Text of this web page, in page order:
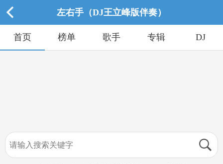
左右手（DJ王立峰版伴奏）
首页 榜单 歌手 专辑 DJ